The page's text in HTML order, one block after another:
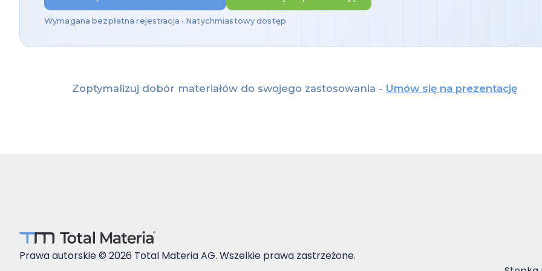
Wymagana bezpłatna rejestracja • Natychmiastowy dostęp
Zoptymalizuj dobór materiałów do swojego zastosowania - Umów się na prezentację
Prawa autorskie © 2026 Total Materia AG. Wszelkie prawa zastrzeżone.